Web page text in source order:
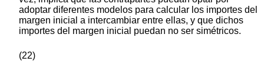
adoptar diferentes modelos para calcular los importes del
margen inicial a intercambiar entre ellas, y que dichos
importes del margen inicial puedan no ser simétricos.
(22)